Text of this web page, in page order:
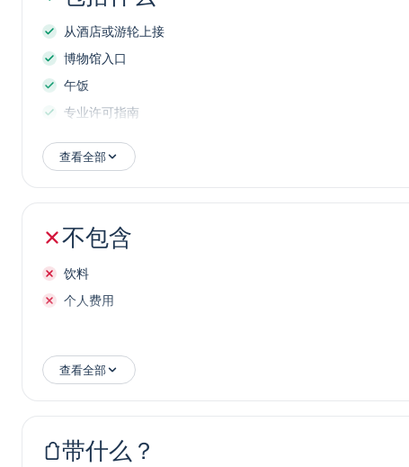
从酒店或游轮上接
博物馆入口
午饭
专业许可指南
奢侈车辆
查看全部
不包含
饮料
个人费用
查看全部
带什么？